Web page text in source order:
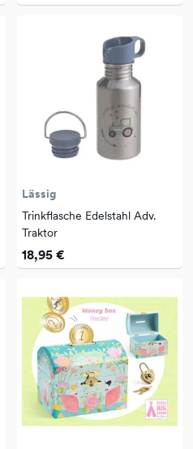
Lässig
Trinkflasche Edelstahl Adv.
Traktor
18,95 €